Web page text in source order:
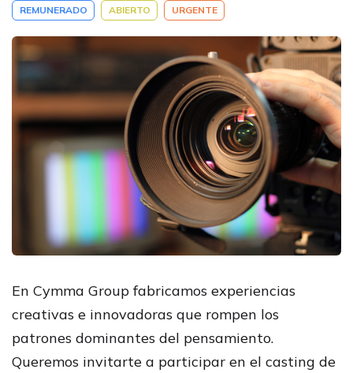
REMUNERADO ABIERTO URGENTE
En Cymma Group fabricamos experiencias
creativas e innovadoras que rompen los
patrones dominantes del pensamiento.
Queremos invitarte a participar en el casting de